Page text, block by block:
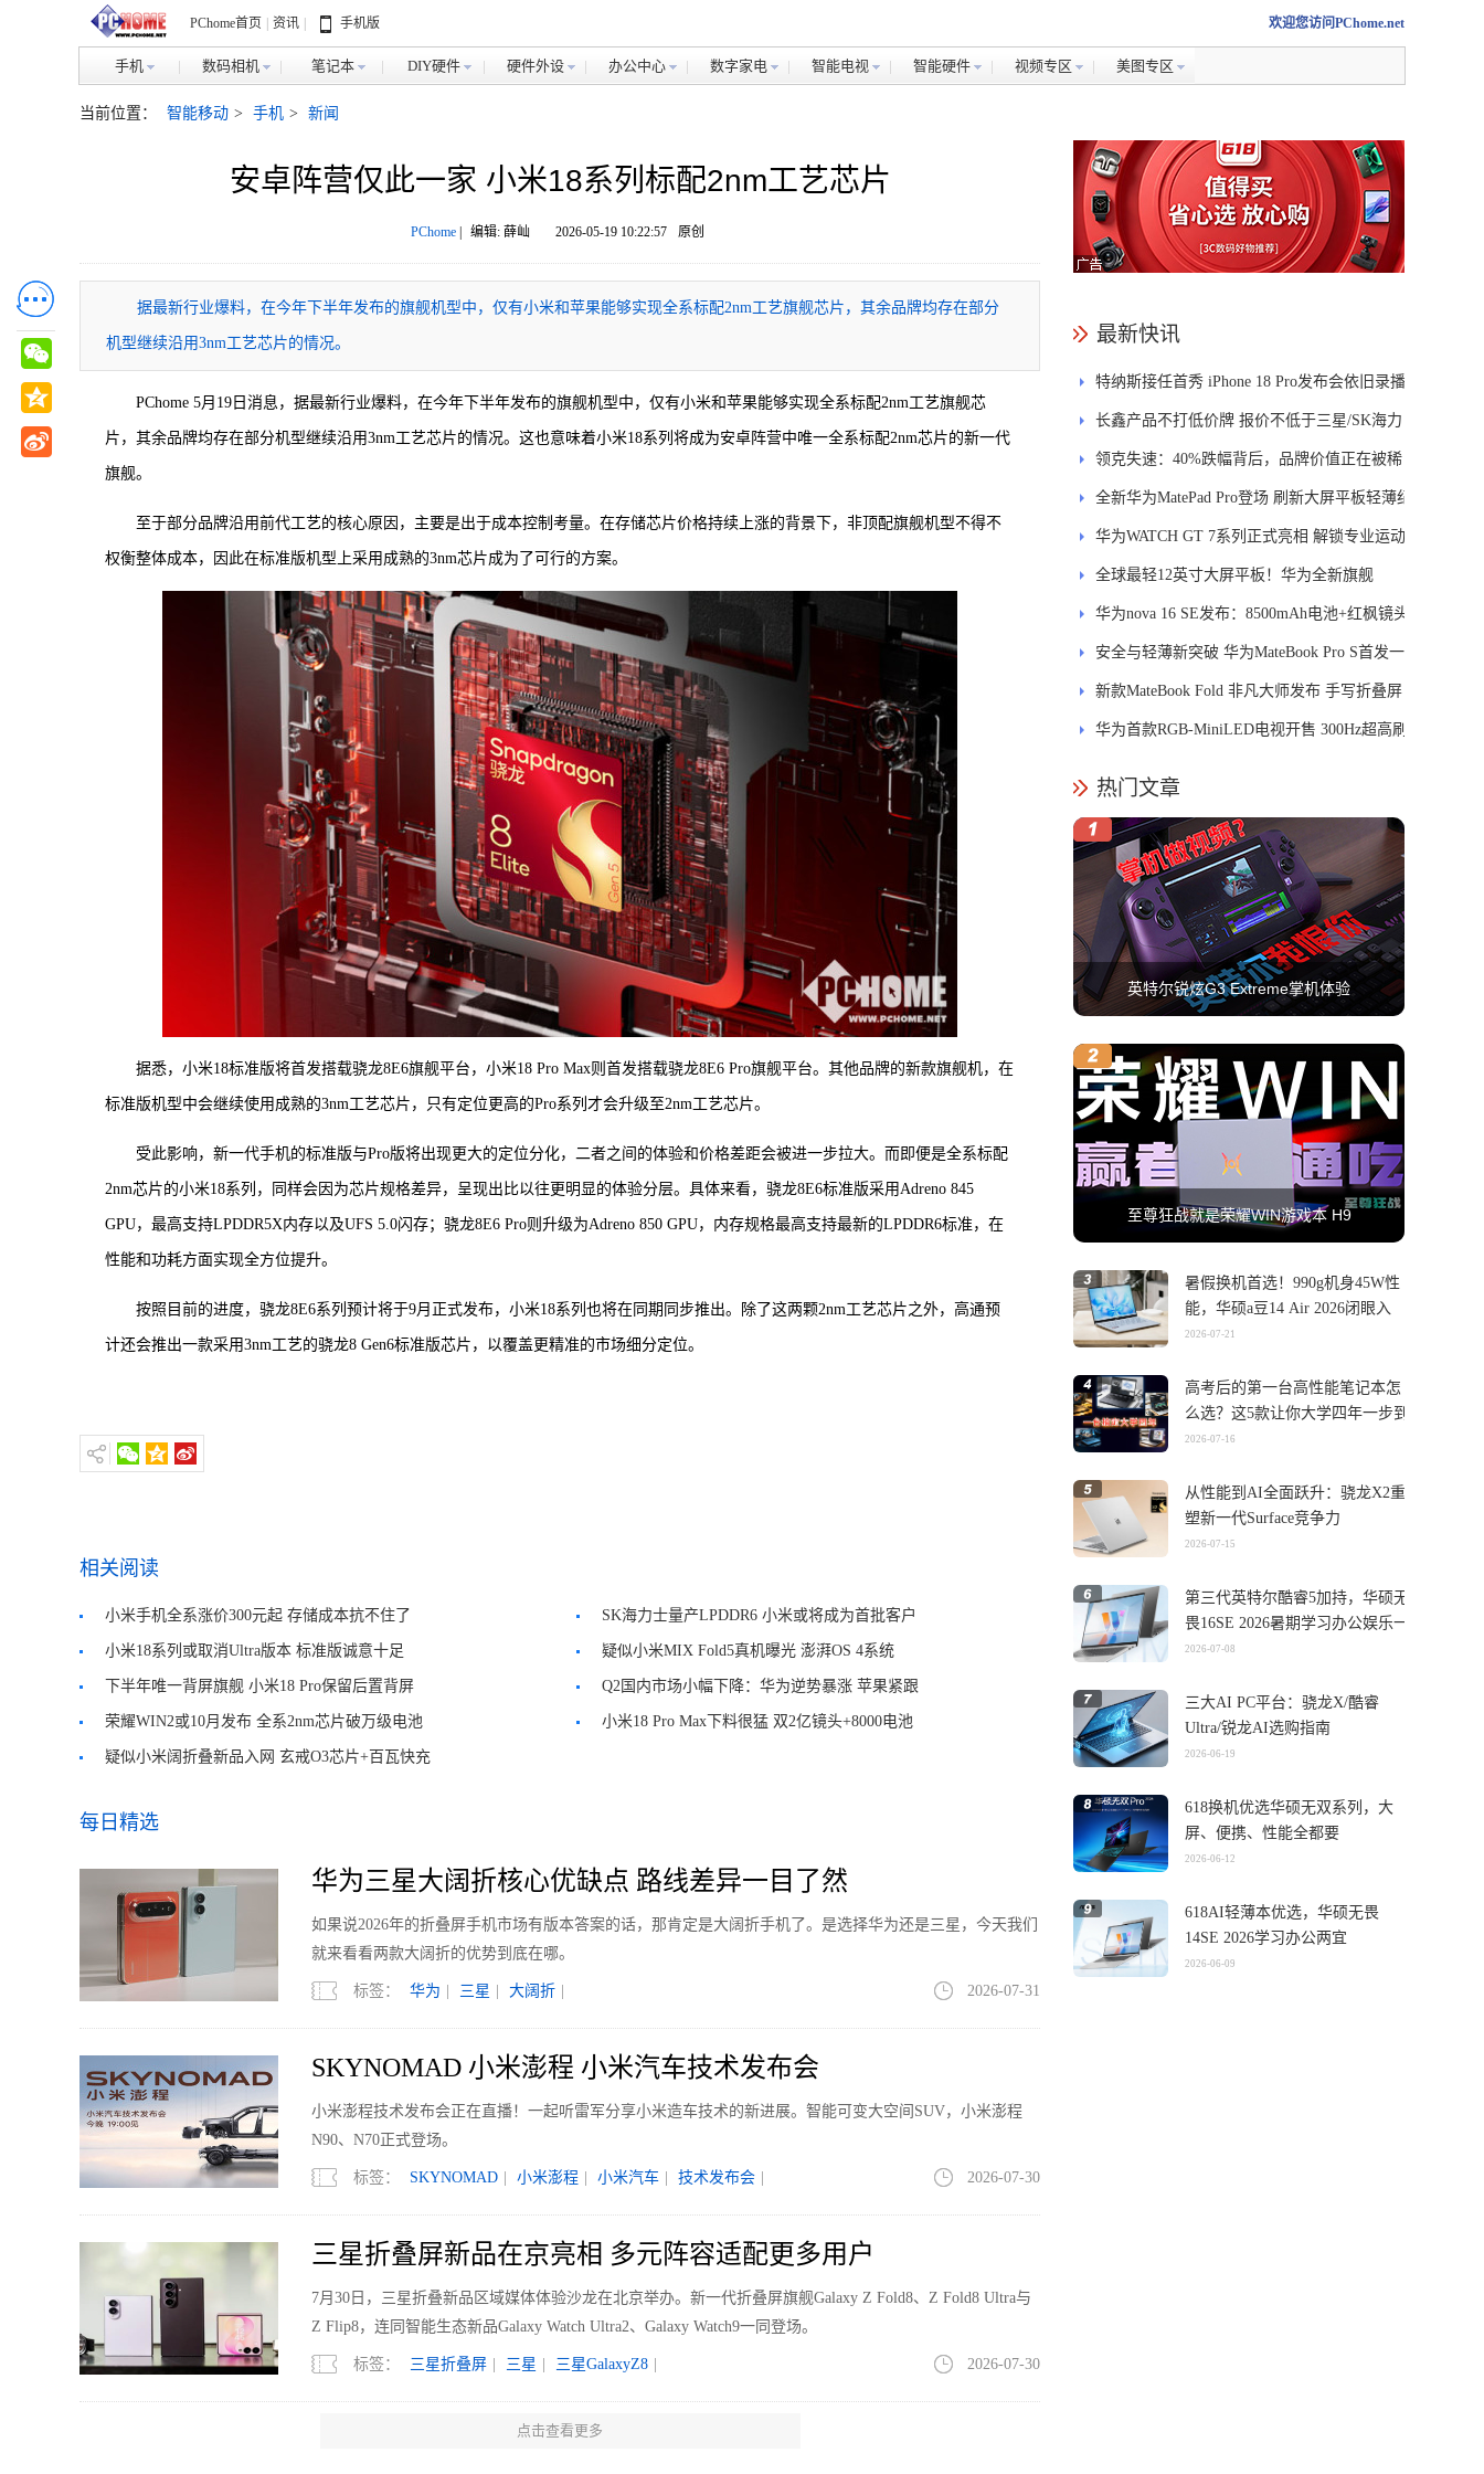
PChome首页 资讯 手机版 欢迎您访问PChome.net
手机 数码相机 笔记本 DIY硬件 硬件外设 办公中心 数字家电 智能电视 智能硬件 视频专区 美图专区
当前位置： 智能移动 > 手机 > 新闻
安卓阵营仅此一家 小米18系列标配2nm工艺芯片
PChome| 编辑: 薛屾 2026-05-19 10:22:57 原创
据最新行业爆料，在今年下半年发布的旗舰机型中，仅有小米和苹果能够实现全系标配2nm工艺旗舰芯片，其余品牌均存在部分
机型继续沿用3nm工艺芯片的情况。
PChome 5月19日消息，据最新行业爆料，在今年下半年发布的旗舰机型中，仅有小米和苹果能够实现全系标配2nm工艺旗舰芯
片，其余品牌均存在部分机型继续沿用3nm工艺芯片的情况。这也意味着小米18系列将成为安卓阵营中唯一全系标配2nm芯片的新一代
旗舰。
至于部分品牌沿用前代工艺的核心原因，主要是出于成本控制考量。在存储芯片价格持续上涨的背景下，非顶配旗舰机型不得不
权衡整体成本，因此在标准版机型上采用成熟的3nm芯片成为了可行的方案。
据悉，小米18标准版将首发搭载骁龙8E6旗舰平台，小米18 Pro Max则首发搭载骁龙8E6 Pro旗舰平台。其他品牌的新款旗舰机，在
标准版机型中会继续使用成熟的3nm工艺芯片，只有定位更高的Pro系列才会升级至2nm工艺芯片。
受此影响，新一代手机的标准版与Pro版将出现更大的定位分化，二者之间的体验和价格差距会被进一步拉大。而即便是全系标配
2nm芯片的小米18系列，同样会因为芯片规格差异，呈现出比以往更明显的体验分层。具体来看，骁龙8E6标准版采用Adreno 845
GPU，最高支持LPDDR5X内存以及UFS 5.0闪存；骁龙8E6 Pro则升级为Adreno 850 GPU，内存规格最高支持最新的LPDDR6标准，在
性能和功耗方面实现全方位提升。
按照目前的进度，骁龙8E6系列预计将于9月正式发布，小米18系列也将在同期同步推出。除了这两颗2nm工艺芯片之外，高通预
计还会推出一款采用3nm工艺的骁龙8 Gen6标准版芯片，以覆盖更精准的市场细分定位。
相关阅读
小米手机全系涨价300元起 存储成本抗不住了 SK海力士量产LPDDR6 小米或将成为首批客户
小米18系列或取消Ultra版本 标准版诚意十足 疑似小米MIX Fold5真机曝光 澎湃OS 4系统
下半年唯一背屏旗舰 小米18 Pro保留后置背屏 Q2国内市场小幅下降：华为逆势暴涨 苹果紧跟
荣耀WIN2或10月发布 全系2nm芯片破万级电池 小米18 Pro Max下料很猛 双2亿镜头+8000电池
疑似小米阔折叠新品入网 玄戒O3芯片+百瓦快充
每日精选
华为三星大阔折核心优缺点 路线差异一目了然
如果说2026年的折叠屏手机市场有版本答案的话，那肯定是大阔折手机了。是选择华为还是三星，今天我们
就来看看两款大阔折的优势到底在哪。
标签： 华为 三星 大阔折 2026-07-31
SKYNOMAD 小米澎程 小米汽车技术发布会
小米澎程技术发布会正在直播！一起听雷军分享小米造车技术的新进展。智能可变大空间SUV，小米澎程
N90、N70正式登场。
标签： SKYNOMAD 小米澎程 小米汽车 技术发布会 2026-07-30
三星折叠屏新品在京亮相 多元阵容适配更多用户
7月30日，三星折叠新品区域媒体体验沙龙在北京举办。新一代折叠屏旗舰Galaxy Z Fold8、Z Fold8 Ultra与
Z Flip8，连同智能生态新品Galaxy Watch Ultra2、Galaxy Watch9一同登场。
标签： 三星折叠屏 三星 三星GalaxyZ8 2026-07-30
一台手机能不能打职业？骁龙用七项数据回答了这个问题
点击查看更多
最新快讯
特纳斯接任首秀 iPhone 18 Pro发布会依旧录播
长鑫产品不打低价牌 报价不低于三星/SK海力
士
领克失速：40%跌幅背后，品牌价值正在被稀
释
全新华为MatePad Pro登场 刷新大屏平板轻薄纪
录
华为WATCH GT 7系列正式亮相 解锁专业运动
新体验
全球最轻12英寸大屏平板！华为全新旗舰
MatePad Pro正式发布
华为nova 16 SE发布：8500mAh电池+红枫镜头
安全与轻薄新突破 华为MateBook Pro S首发一
区双像素技术防窥屏
新款MateBook Fold 非凡大师发布 手写折叠屏
引领PC交互新体验
华为首款RGB-MiniLED电视开售 300Hz超高刷
热门文章
英特尔锐炫G3 Extreme掌机体验
至尊狂战就是荣耀WIN游戏本 H9
暑假换机首选！990g机身45W性
能，华硕a豆14 Air 2026闭眼入
2026-07-21
高考后的第一台高性能笔记本怎
么选？这5款让你大学四年一步到
位
2026-07-16
从性能到AI全面跃升：骁龙X2重
塑新一代Surface竞争力
2026-07-15
第三代英特尔酷睿5加持，华硕无
畏16SE 2026暑期学习办公娱乐一
机搞定
2026-07-08
三大AI PC平台：骁龙X/酷睿
Ultra/锐龙AI选购指南
2026-06-19
618换机优选华硕无双系列，大
屏、便携、性能全都要
2026-06-12
618AI轻薄本优选，华硕无畏
14SE 2026学习办公两宜
2026-06-09